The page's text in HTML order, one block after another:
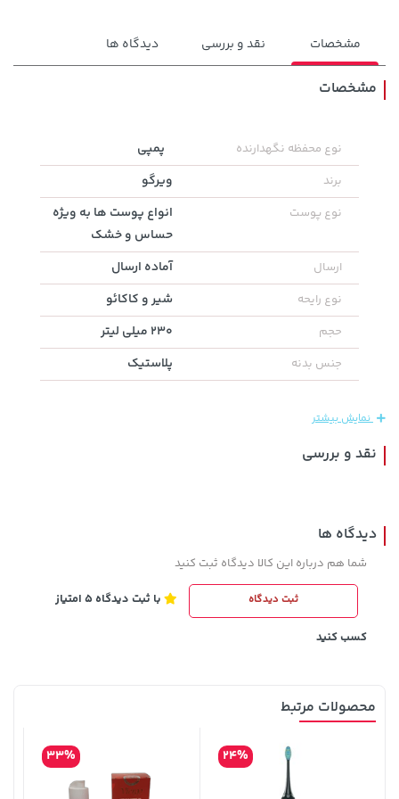
27,980,000 تومان خرید
141,000 تومان
165,900
3,879,000 تومان خرید
2,754,500 تومان
خرید
292,080,000 تومان خرید
مشخصات نقد و بررسی دیدگاه ها
مشخصات
نوع محفظه نگهدارنده پمپی
برند ویرگو
نوع پوست
انواع پوست ها به ویژه
حساس و خشک
ارسال آماده ارسال
نوع رایحه شیر و کاکائو
حجم 230 میلی لیتر
جنس بدنه پلاستیک
نمایش بیشتر
نقد و بررسی
دیدگاه ها
شما هم درباره این کالا دیدگاه ثبت کنید
ثبت دیدگاه با ثبت دیدگاه 5 امتیاز
کسب کنید
محصولات مرتبط
24%
33%